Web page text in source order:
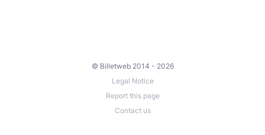
© Billetweb 2014 - 2026
Legal Notice
Report this page
Contact us